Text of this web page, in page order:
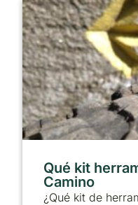
Qué kit
Camino
¿Qué kit de